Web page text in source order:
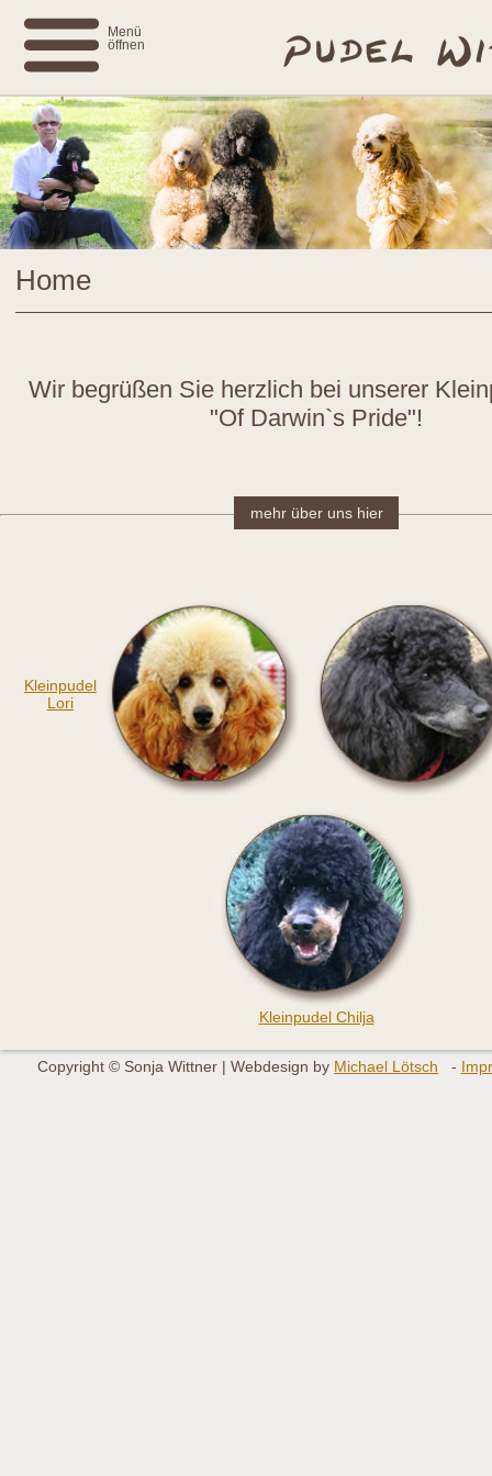
Menü
öffnen
Home
Wir begrüßen Sie herzlich bei unserer
"Of Darwin`s Pride"!
mehr über uns hier
Kleinpudel
Lori
Kleinpudel Chilja
Copyright © Sonja Wittner | Webdesign by Michael Lötsch